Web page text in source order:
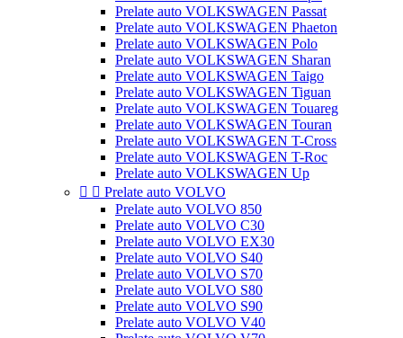
Prelate auto VOLKSWAGEN Passat
Prelate auto VOLKSWAGEN Phaeton
Prelate auto VOLKSWAGEN Polo
Prelate auto VOLKSWAGEN Sharan
Prelate auto VOLKSWAGEN Taigo
Prelate auto VOLKSWAGEN Tiguan
Prelate auto VOLKSWAGEN Touareg
Prelate auto VOLKSWAGEN Touran
Prelate auto VOLKSWAGEN T-Cross
Prelate auto VOLKSWAGEN T-Roc
Prelate auto VOLKSWAGEN Up
  Prelate auto VOLVO
Prelate auto VOLVO 850
Prelate auto VOLVO C30
Prelate auto VOLVO EX30
Prelate auto VOLVO S40
Prelate auto VOLVO S70
Prelate auto VOLVO S80
Prelate auto VOLVO S90
Prelate auto VOLVO V40